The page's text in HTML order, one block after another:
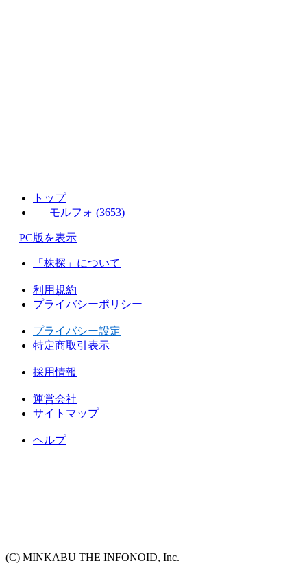
トップ
モルフォ (3653)
PC版を表示
「株探」について
|
利用規約
プライバシーポリシー
|
プライバシー設定
特定商取引表示
|
採用情報
|
運営会社
サイトマップ
|
ヘルプ
(C) MINKABU THE INFONOID, Inc.